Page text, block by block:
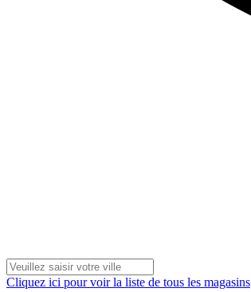
Cliquez ici pour voir la liste de tous les magasins